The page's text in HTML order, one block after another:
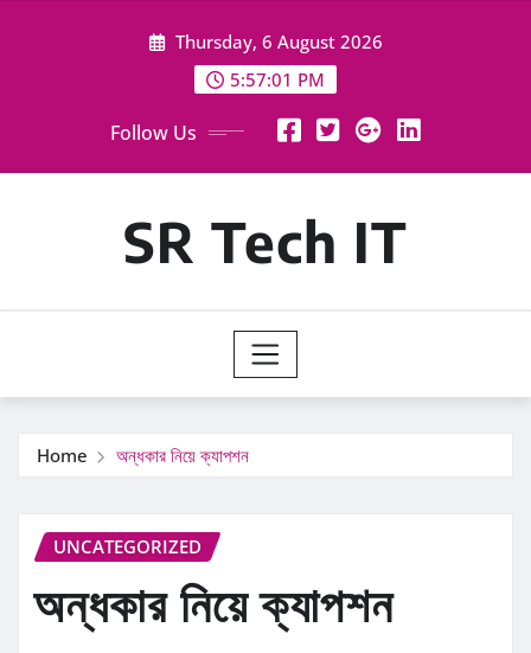
Thursday, 6 August 2026
5:57:02 PM
Follow Us
SR Tech IT
Home অন্ধকার নিয়ে ক্যাপশন
UNCATEGORIZED
অন্ধকার নিয়ে ক্যাপশন